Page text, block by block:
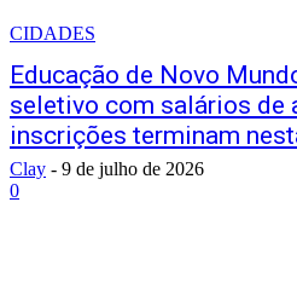
CIDADES
Educação de Novo
seletivo com salários de
inscrições terminam
Clay - 9 de julho de 2026
0